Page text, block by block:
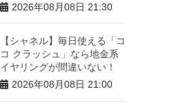
2026年08月08日 21:30
【シャネル】毎日使える「コ
コ クラッシュ」なら地金系
イヤリングが間違いない！
2026年08月08日 21:00